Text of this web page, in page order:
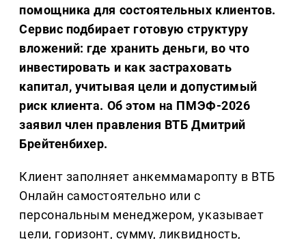
помощника для состоятельных клиентов.
Сервис подбирает готовую структуру
вложений: где хранить деньги, во что
инвестировать и как застраховать
капитал, учитывая цели и допустимый
риск клиента. Об этом на ПМЭФ-2026
заявил член правления ВТБ Дмитрий
Брейтенбихер.
Клиент заполняет анкеммамаропту в ВТБ
Онлайн самостоятельно или с
персональным менеджером, указывает
цели, горизонт, сумму, ликвидность,